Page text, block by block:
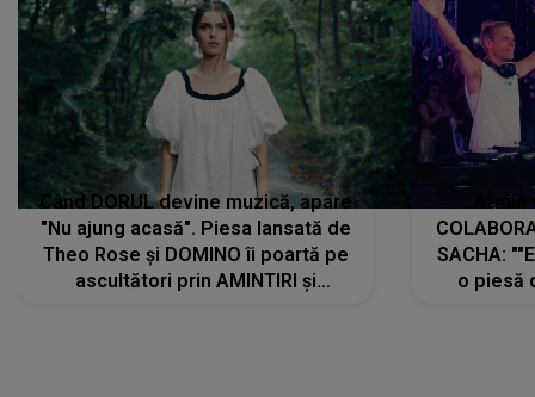
Când DORUL devine muzică, apare
"Nu ajung acasă". Piesa lansată de
Theo Rose și DOMINO îi poartă pe
ascultători prin AMINTIRI și
SACHA:
o piesă